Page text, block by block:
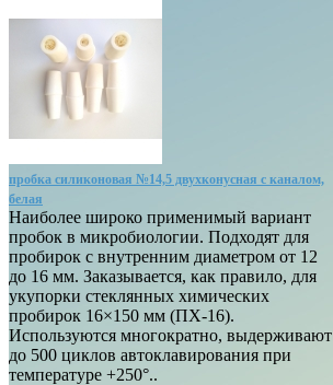
пробка силиконовая №14,5 двухконусная с каналом,
белая
Наиболее широко применимый вариант
пробок в микробиологии. Подходят для
пробирок с внутренним диаметром от 12
до 16 мм. Заказывается, как правило, для
укупорки стеклянных химических
пробирок 16×150 мм (ПХ-16).
Используются многократно, выдерживают
до 500 циклов автоклавирования при
температуре +250°..